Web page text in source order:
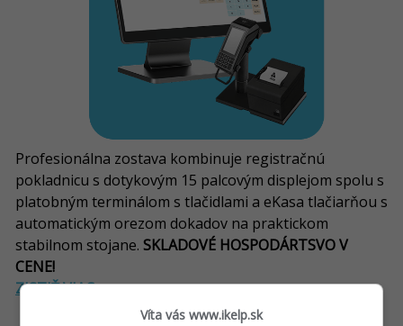
Profesionálna zostava kombinuje registračnú
pokladnicu s dotykovým 15 palcovým displejom spolu s
platobným terminálom s tlačidlami a eKasa tlačiarňou s
automatickým orezom dokadov na praktickom
stabilnom stojane. SKLADOVÉ HOSPODÁRTSVO V
CENE!
ZISTIŤ VIAC >
Víta vás www.ikelp.sk